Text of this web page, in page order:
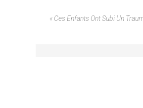
« Ces Enfants Ont Subi Un